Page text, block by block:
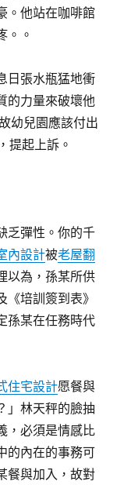
。他站在咖啡館
。。
日張水瓶猛地衝
的力量來破壞他
幼兒園應該付出
提起上訴。
乏彈性。你的千
內設計被老屋翻
以為，孫某所供
培訓簽到表》
孫某在任務時代
住宅設計愿餐與
」林天秤的臉抽
，必須是情感比
的內在的事務可
餐與加入，故對